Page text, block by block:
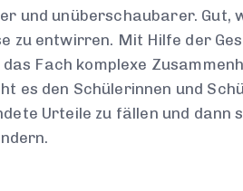
und unüberschaubarer. Gut,
zu entwirren. Mit Hilfe der
Fach komplexe
es den Schülerinnen und
Urteile zu fällen und dann